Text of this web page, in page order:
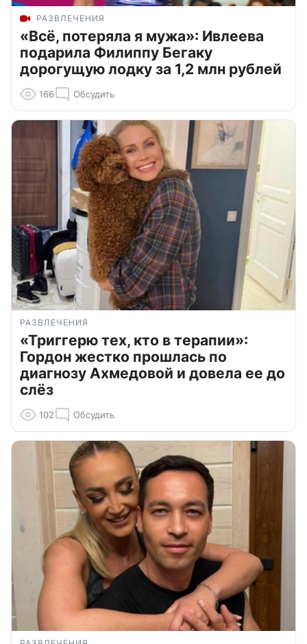
РАЗВЛЕЧЕНИЯ
«Всё, потеряла я мужа»: Ивлеева
подарила Филиппу Бегаку
дорогущую лодку за 1,2 млн рублей
166 Обсудить
РАЗВЛЕЧЕНИЯ
«Триггерю тех, кто в терапии»:
Гордон жестко прошлась по
диагнозу Ахмедовой и довела ее до
слёз
102 Обсудить